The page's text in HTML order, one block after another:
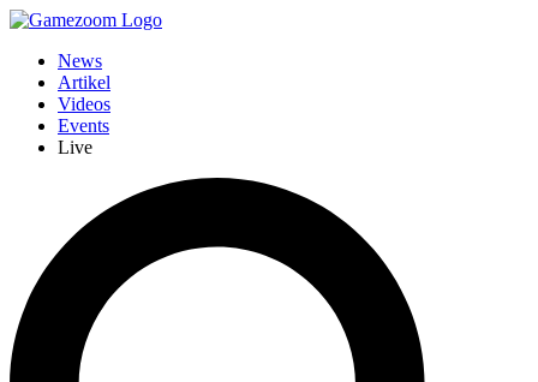
News
Artikel
Videos
Events
Live